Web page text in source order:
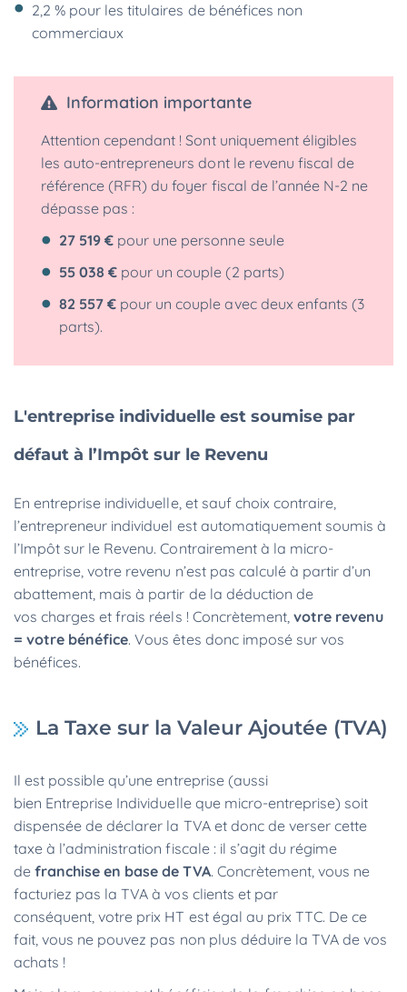
2,2 % pour les titulaires de bénéfices non
commerciaux
Information importante
Attention cependant ! Sont uniquement éligibles
les auto-entrepreneurs dont le revenu fiscal de
référence (RFR) du foyer fiscal de l’année N-2 ne
dépasse pas :
27 519 € pour une personne seule
55 038 € pour un couple (2 parts)
82 557 € pour un couple avec deux enfants (3
parts).
L'entreprise individuelle est soumise par
défaut à l’Impôt sur le Revenu
En entreprise individuelle, et sauf choix contraire,
l’entrepreneur individuel est automatiquement soumis à
l’Impôt sur le Revenu. Contrairement à la micro-
entreprise, votre revenu n’est pas calculé à partir d’un
abattement, mais à partir de la déduction de
vos charges et frais réels ! Concrètement, votre revenu
= votre bénéfice. Vous êtes donc imposé sur vos
bénéfices.
La Taxe sur la Valeur Ajoutée (TVA)
Il est possible qu’une entreprise (aussi
bien Entreprise Individuelle que micro-entreprise) soit
dispensée de déclarer la TVA et donc de verser cette
taxe à l’administration fiscale : il s’agit du régime
defranchise en base de TVA. Concrètement, vous ne
facturiez pas la TVA à vos clients et par
conséquent, votre prix HT est égal au prix TTC. De ce
fait, vous ne pouvez pas non plus déduire la TVA de vos
achats !